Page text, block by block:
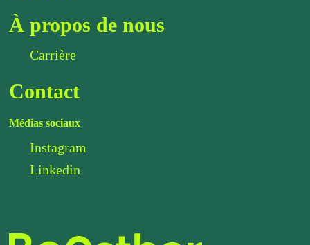
À propos de nous
Carrière
Contact
Médias sociaux
Instagram
Linkedin